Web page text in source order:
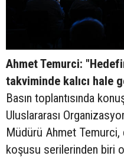
Ahmet Temurci:
takviminde kalıcı hale
Basın toplantısında
Uluslararası
Müdürü Ahmet Temurci,
koşusu serilerinden biri